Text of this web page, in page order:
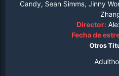
Candy, Sean Simms, Jinny
Director:
Fecha de
Otros